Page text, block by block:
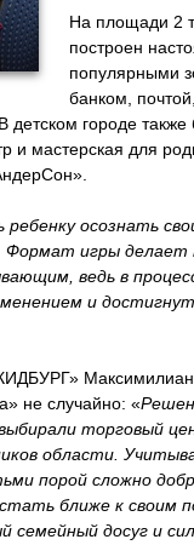
На площади 2
построен
популярными
банком,
городе также
и мастерская для
осознать
игры делает
ведь в
и
Максимилиан
не случайно: «
торговый
области.
порой сложно
ближе к своим
семейный досуг и